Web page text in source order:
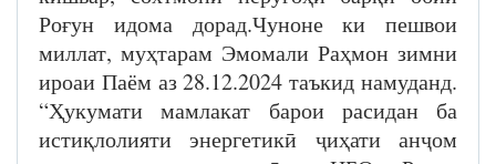
Роғун идома дорад.Чуноне ки пешвои
миллат, муҳтарам Эмомали Раҳмон зимни
ироаи Паём аз 28.12.2024 таъкид намуданд.
“Ҳукумати мамлакат барои расидан ба
истиқлолияти энергетикӣ ҷиҳати анҷом